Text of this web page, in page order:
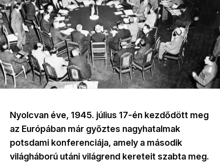
Nyolcvan éve, 1945. július 17-én kezdődött meg
az Európában már győztes nagyhatalmak
potsdami konferenciája, amely a második
világháború utáni világrend kereteit szabta meg.